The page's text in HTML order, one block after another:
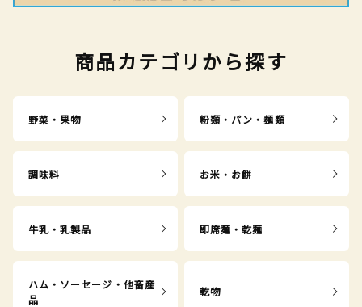
商品カテゴリから探す
野菜・果物 粉類・パン・麺類
調味料 お米・お餅
牛乳・乳製品 即席麺・乾麺
ハム・ソーセージ・他畜産
品
乾物